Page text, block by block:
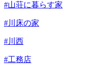
#山荘に暮らす家
#川床の家
#川西
#工務店